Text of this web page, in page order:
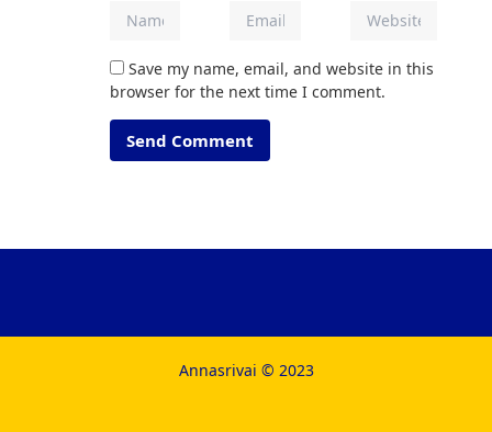
Save my name, email, and website in this
browser for the next time I comment.
Annasrivai © 2023